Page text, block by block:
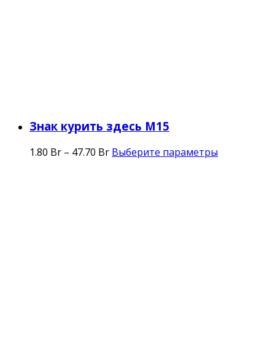
Знак курить здесь М15
1.80 Br – 47.70 Br Выберите параметры